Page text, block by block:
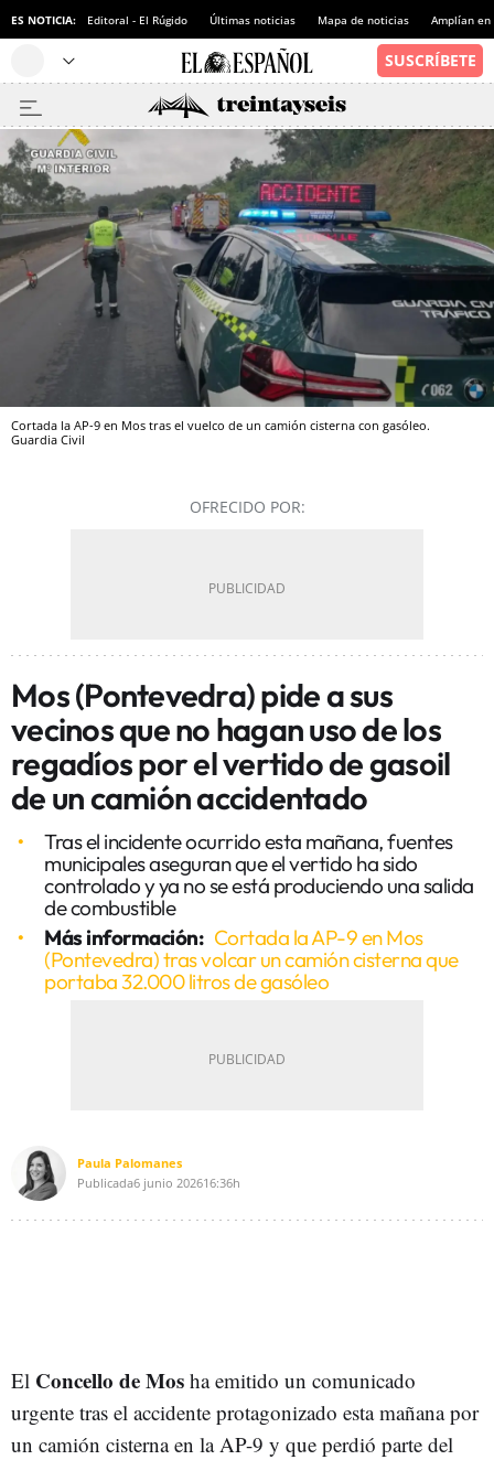
ES NOTICIA: Editoral - El Rúgido Últimas noticias Mapa de noticias Amplían
Cortada la AP-9 en Mos tras el vuelco de un camión cisterna con gasóleo.
Guardia Civil
OFRECIDO POR:
Mos (Pontevedra) pide a sus
vecinos que no hagan uso de los
regadíos por el vertido de gasoil
de un camión accidentado
Tras el incidente ocurrido esta mañana, fuentes
municipales aseguran que el vertido ha sido
controlado y ya no se está produciendo una salida
de combustible
Más información: Cortada la AP-9 en Mos
(Pontevedra) tras volcar un camión cisterna que
portaba 32.000 litros de gasóleo
Paula Palomanes
Publicada6 junio 202616:36h
El Concello de Mos ha emitido un comunicado
urgente tras el accidente protagonizado esta mañana por
un camión cisterna en la AP-9 y que perdió parte del